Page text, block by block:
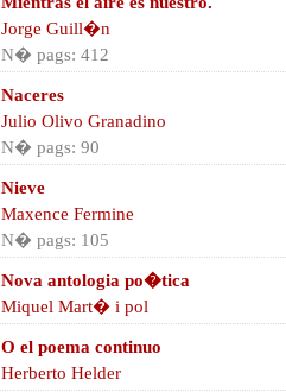
Jorge Guill�n
N� pags: 412
Naceres
Julio Olivo Granadino
N� pags: 90
Nieve
Maxence Fermine
N� pags: 105
Nova antologia po�tica
Miquel Mart� i pol
O el poema continuo
Herberto Helder